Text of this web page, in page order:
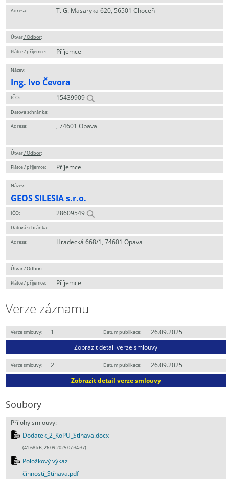
Adresa: T. G. Masaryka 620, 56501 Choceň
Útvar / Odbor:
Plátce / příjemce: Příjemce
Název:
Ing. Ivo Čevora
IČO: 15439909
Datová schránka:
Adresa: , 74601 Opava
Útvar / Odbor:
Plátce / příjemce: Příjemce
Název:
GEOS SILESIA s.r.o.
IČO: 28609549
Datová schránka:
Adresa: Hradecká 668/1, 74601 Opava
Útvar / Odbor:
Plátce / příjemce: Příjemce
Verze záznamu
Verze smlouvy: 1 Datum publikace:
26.09.2025
Zobrazit detail verze smlouvy
Verze smlouvy: 2 Datum publikace:
26.09.2025
Zobrazit detail verze smlouvy
Soubory
Přílohy smlouvy:
Dodatek_2_KoPU_Stinava.docx
(41.68 kB, 26.09.2025 07:34:37)
Položkový výkaz
činností_Stínava.pdf